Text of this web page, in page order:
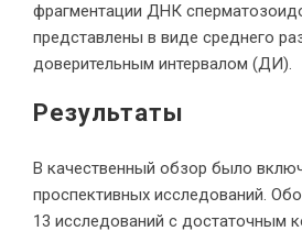
фрагментации ДНК
представлены в виде среднего
доверительным интервалом (ДИ).
Результаты
В качественный обзор было
проспективных исследований.
13 исследований с достаточным